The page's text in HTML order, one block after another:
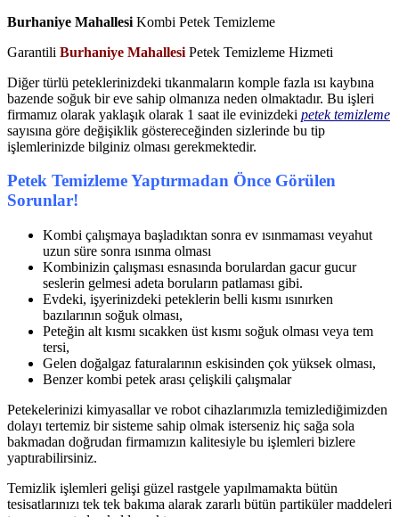
Burhaniye Mahallesi Kombi Petek Temizleme
Garantili Burhaniye Mahallesi Petek Temizleme Hizmeti
Diğer türlü peteklerinizdeki tıkanmaların komple fazla ısı kaybına
bazende soğuk bir eve sahip olmanıza neden olmaktadır. Bu işleri
firmamız olarak yaklaşık olarak 1 saat ile evinizdeki petek temizleme
sayısına göre değişiklik göstereceğinden sizlerinde bu tip
işlemlerinizde bilginiz olması gerekmektedir.
Petek Temizleme Yaptırmadan Önce Görülen
Sorunlar!
Kombi çalışmaya başladıktan sonra ev ısınmaması veyahut
uzun süre sonra ısınma olması
Kombinizin çalışması esnasında borulardan gacur gucur
seslerin gelmesi adeta boruların patlaması gibi.
Evdeki, işyerinizdeki peteklerin belli kısmı ısınırken
bazılarının soğuk olması,
Peteğin alt kısmı sıcakken üst kısmı soğuk olması veya tem
tersi,
Gelen doğalgaz faturalarının eskisinden çok yüksek olması,
Benzer kombi petek arası çelişkili çalışmalar
Petekelerinizi kimyasallar ve robot cihazlarımızla temizlediğimizden
dolayı tertemiz bir sisteme sahip olmak isterseniz hiç sağa sola
bakmadan doğrudan firmamızın kalitesiyle bu işlemleri bizlere
yaptırabilirsiniz.
Temizlik işlemleri gelişi güzel rastgele yapılmamakta bütün
tesisatlarınızı tek tek bakıma alarak zararlı bütün partiküler maddeleri